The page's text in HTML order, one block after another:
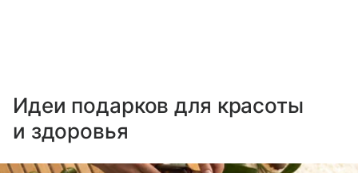
Идеи подарков для красоты
и здоровья